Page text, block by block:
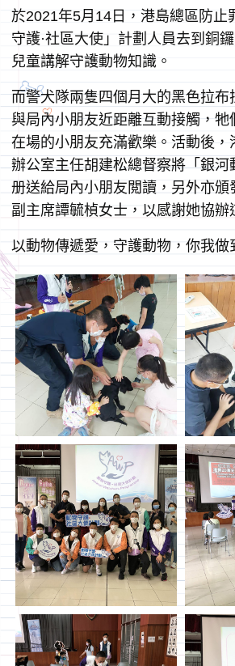
於2021年5月14日，港島總區防止
守護·社區大使」計劃人員去到銅
兒童講解守護動物知識。
而警犬隊兩隻四個月大的黑色拉布
與局內小朋友近距離互動接觸，牠
在場的小朋友充滿歡樂。活動後，
辦公室主任胡建松總督察將「銀河
册送給局內小朋友閲讀，另外亦頒
副主席譚毓楨女士，以感謝她協辦
以動物傳遞愛，守護動物，你我做